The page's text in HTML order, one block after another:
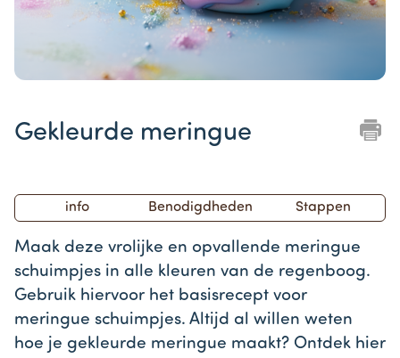
Gekleurde meringue
of
info Benodigdheden Stappen
Maak deze vrolijke en opvallende meringue
schuimpjes in alle kleuren van de regenboog.
Gebruik hiervoor het basisrecept voor
meringue schuimpjes. Altijd al willen weten
hoe je gekleurde meringue maakt? Ontdek hier